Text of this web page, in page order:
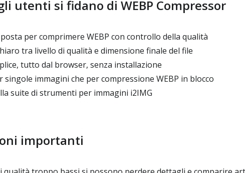
utenti si fidano di WEBP Compressor
per comprimere WEBP con controllo della qualità
tra livello di qualità e dimensione finale del file
tutto dal browser, senza installazione
singole immagini che per compressione WEBP in blocco
suite di strumenti per immagini i2IMG
importanti